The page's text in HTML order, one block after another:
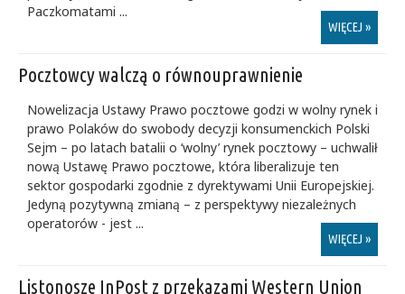
Paczkomatami ...
WIĘCEJ »
Pocztowcy walczą o równouprawnienie
Nowelizacja Ustawy Prawo pocztowe godzi w wolny rynek i
prawo Polaków do swobody decyzji konsumenckich Polski
Sejm – po latach batalii o ‘wolny’ rynek pocztowy – uchwalił
nową Ustawę Prawo pocztowe, która liberalizuje ten
sektor gospodarki zgodnie z dyrektywami Unii Europejskiej.
Jedyną pozytywną zmianą – z perspektywy niezależnych
operatorów - jest ...
WIĘCEJ »
Listonosze InPost z przekazami Western Union